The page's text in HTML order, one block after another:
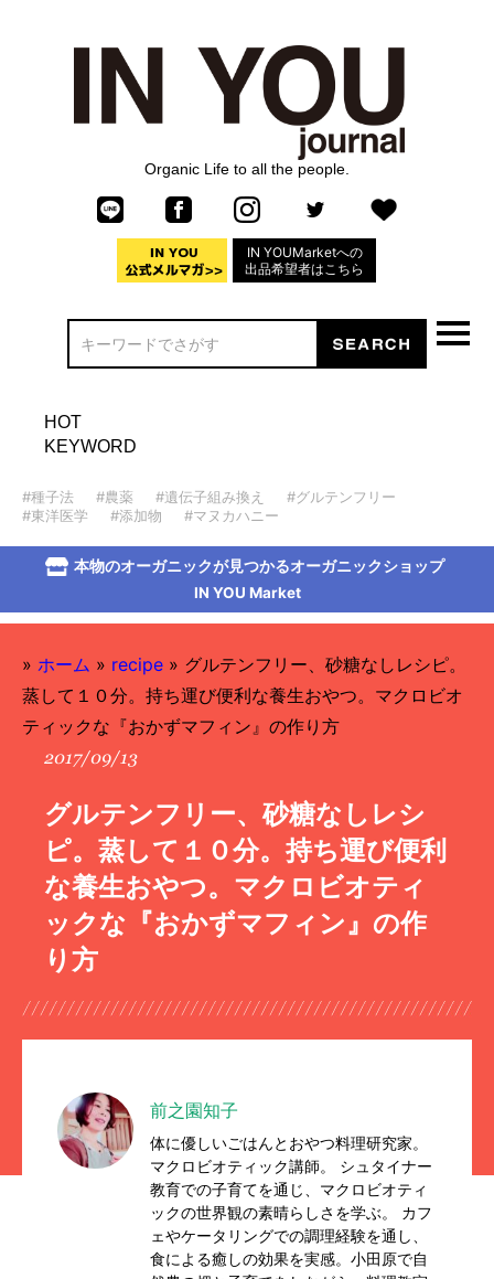
Organic Life to all the people.
IN YOUMarketへの
出品希望者はこちら
HOT
KEYWORD
#種子法 #農薬 #遺伝子組み換え
#グルテンフリー
#東洋医学
#添加物 #マヌカハニー
本物のオーガニックが見つかるオーガニックショップ
IN YOU Market
» ホーム » recipe » グルテンフリー、砂糖なしレシピ。
蒸して１０分。持ち運び便利な養生おやつ。マクロビオ
ティックな『おかずマフィン』の作り方
2017/09/13
グルテンフリー、砂糖なしレシ
ピ。蒸して１０分。持ち運び便利
な養生おやつ。マクロビオティ
ックな『おかずマフィン』の作
り方
前之園知子
体に優しいごはんとおやつ料理研究家。
マクロビオティック講師。 シュタイナー
教育での子育てを通じ、マクロビオティ
ックの世界観の素晴らしさを学ぶ。 カフ
ェやケータリングでの調理経験を通し、
食による癒しの効果を実感。小田原で自